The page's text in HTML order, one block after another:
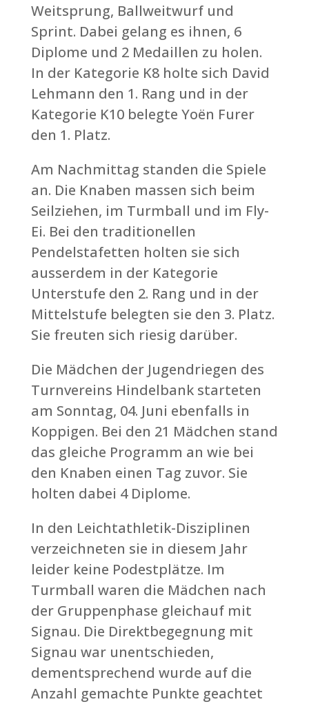
Weitsprung, Ballweitwurf und
Sprint. Dabei gelang es ihnen, 6
Diplome und 2 Medaillen zu holen.
In der Kategorie K8 holte sich David
Lehmann den 1. Rang und in der
Kategorie K10 belegte Yoën Furer
den 1. Platz.
Am Nachmittag standen die Spiele
an. Die Knaben massen sich beim
Seilziehen, im Turmball und im Fly-
Ei. Bei den traditionellen
Pendelstafetten holten sie sich
ausserdem in der Kategorie
Unterstufe den 2. Rang und in der
Mittelstufe belegten sie den 3. Platz.
Sie freuten sich riesig darüber.
Die Mädchen der Jugendriegen des
Turnvereins Hindelbank starteten
am Sonntag, 04. Juni ebenfalls in
Koppigen. Bei den 21 Mädchen stand
das gleiche Programm an wie bei
den Knaben einen Tag zuvor. Sie
holten dabei 4 Diplome.
In den Leichtathletik-Disziplinen
verzeichneten sie in diesem Jahr
leider keine Podestplätze. Im
Turmball waren die Mädchen nach
der Gruppenphase gleichauf mit
Signau. Die Direktbegegnung mit
Signau war unentschieden,
dementsprechend wurde auf die
Anzahl gemachte Punkte geachtet